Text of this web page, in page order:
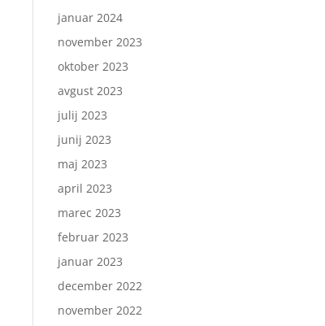
januar 2024
november 2023
oktober 2023
avgust 2023
julij 2023
junij 2023
maj 2023
april 2023
marec 2023
februar 2023
januar 2023
december 2022
november 2022